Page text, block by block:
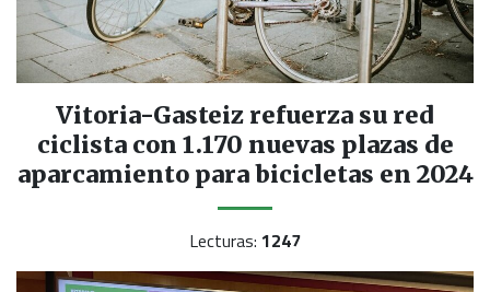
Vitoria-Gasteiz refuerza su red
ciclista con 1.170 nuevas plazas de
aparcamiento para bicicletas en 2024
Lecturas: 1247